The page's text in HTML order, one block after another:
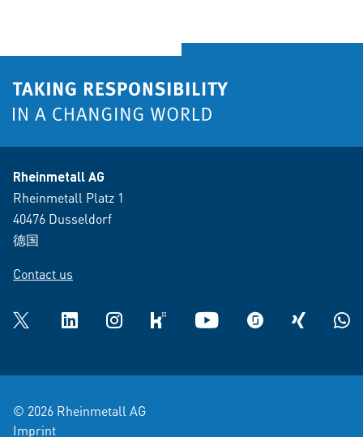
Rheinmetall AG
Rheinmetall Platz 1
40476 Dusseldorf
德国
Contact us
Twitter LinkedInInstagramkununu YouTube glassdoorXING
© 2026 Rheinmetall AG
Imprint